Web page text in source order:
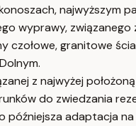
najwyższym
wyprawy,
granitowe
z najwyżej
do zwiedzania
późniejsza adaptacja